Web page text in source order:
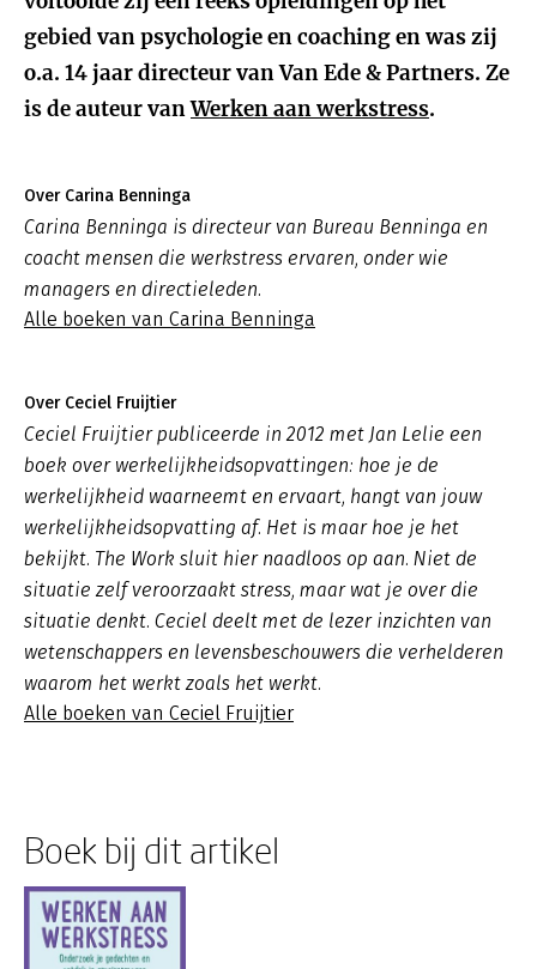
gebied van psychologie en coaching en was zij
o.a. 14 jaar directeur van Van Ede & Partners. Ze
is de auteur vanWerken aan werkstress.
Over Carina Benninga
Carina Benninga is directeur van Bureau Benninga en
coacht mensen die werkstress ervaren, onder wie
managers en directieleden.
Alle boeken van Carina Benninga
Over Ceciel Fruijtier
Ceciel Fruijtier publiceerde in 2012 met Jan Lelie een
boek over werkelijkheidsopvattingen: hoe je de
werkelijkheid waarneemt en ervaart, hangt van jouw
werkelijkheidsopvatting af. Het is maar hoe je het
bekijkt. The Work sluit hier naadloos op aan. Niet de
situatie zelf veroorzaakt stress, maar wat je over die
situatie denkt. Ceciel deelt met de lezer inzichten van
wetenschappers en levensbeschouwers die verhelderen
waarom het werkt zoals het werkt.
Alle boeken van Ceciel Fruijtier
Boek bij dit artikel